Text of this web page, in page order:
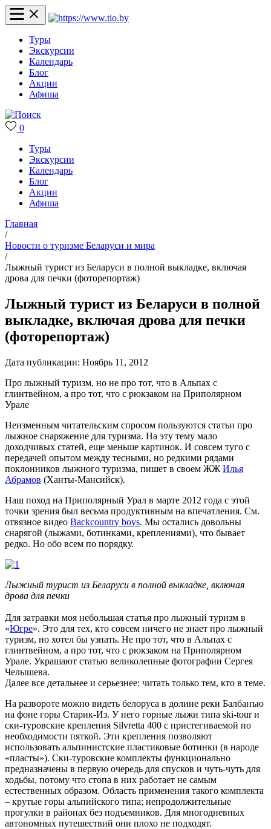
Туры
Экскурсии
Календарь
Блог
Акции
Афиша
0
Туры
Экскурсии
Календарь
Блог
Акции
Афиша
Главная
/
Новости о туризме Беларуси и мира
/
Лыжный турист из Беларуси в полной выкладке, включая
дрова для печки (фоторепортаж)
Лыжный турист из Беларуси в полной
выкладке, включая дрова для печки
(фоторепортаж)
Дата публикации: Ноябрь 11, 2012
Про лыжный туризм, но не про тот, что в Альпах с
глинтвейном, а про тот, что с рюкзаком на Приполярном
Урале
Неизменным читательским спросом пользуются статьи про
лыжное снаряжение для туризма. На эту тему мало
доходчивых статей, еще меньше картинок. И совсем туго с
передачей опытом между тесными, но редкими рядами
поклонников лыжного туризма, пишет в своем ЖЖ Илья
Абрамов (Ханты-Мансийск).
Наш поход на Приполярный Урал в марте 2012 года с этой
точки зрения был весьма продуктивным на впечатления. См.
отвязное видео Backcountry boys. Мы остались довольны
снарягой (лыжами, ботинками, креплениями), что бывает
редко. Но обо всем по порядку.
Лыжный турист из Беларуси в полной выкладке, включая
дрова для печки
Для затравки моя небольшая статья про лыжный туризм в
«Югре». Это для тех, кто совсем ничего не знает про лыжный
туризм, но хотел бы узнать. Не про тот, что в Альпах с
глинтвейном, а про тот, что с рюкзаком на Приполярном
Урале. Украшают статью великолепные фотографии Сергея
Челышева.
Далее все детальнее и серьезнее: читать только тем, кто в теме.
На развороте можно видеть белоруса в долине реки Балбанъю
на фоне горы Старик-Из. У него горные лыжи типа ski-tour и
ски-туровские крепления Silvretta 400 с пристегиваемой по
необходимости пяткой. Эти крепления позволяют
использовать альпинистские пластиковые ботинки (в народе
«пласты»). Ски-туровские комплекты функционально
предназначены в первую очередь для спусков и чуть-чуть для
ходьбы, потому что стопа в них работает не самым
естественных образом. Область применения такого комплекта
– крутые горы альпийского типа; непродолжительные
прогулки в районах без подъемников. Для многодневных
автономных путешествий они плохо не подходят.